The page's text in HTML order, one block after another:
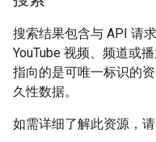
搜索结果包含与 API 请
YouTube 视频、频道或
指向的是可唯一标识的
久性数据。
如需详细了解此资源，